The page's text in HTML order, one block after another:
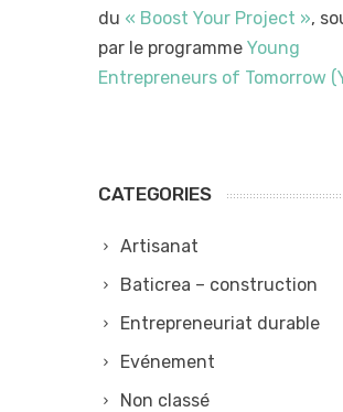
du « Boost Your Project »,
par le programme Young
Entrepreneurs of Tomorrow
CATEGORIES
Artisanat
Baticrea – construction
Entrepreneuriat durable
Evénement
Non classé